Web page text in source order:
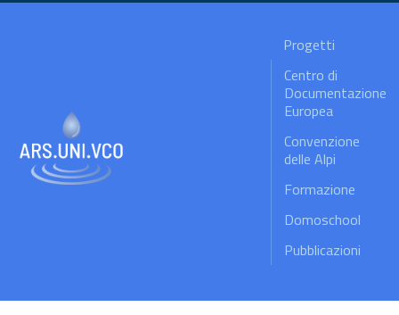
Progetti
Centro di
Documentazione
Europea
Convenzione
delle Alpi
Formazione
Domoschool
Pubblicazioni